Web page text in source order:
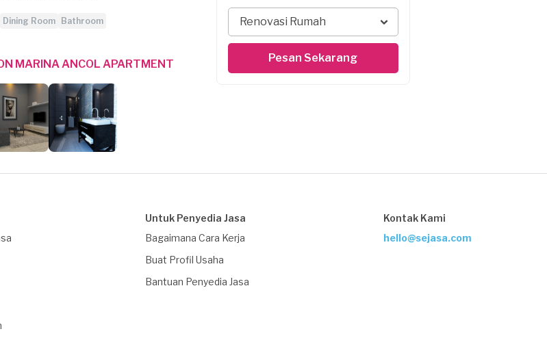
Dining Room
Bathroom
MARINA ANCOL APARTMENT
Renovasi Rumah
Pesan Sekarang
Untuk Penyedia Jasa
Bagaimana Cara Kerja
Buat Profil Usaha
Bantuan Penyedia Jasa
Kontak Kami
hello@sejasa.com